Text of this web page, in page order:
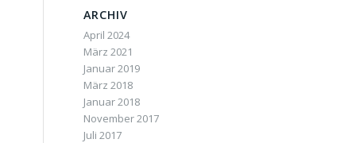
ARCHIV
April 2024
März 2021
Januar 2019
März 2018
Januar 2018
November 2017
Juli 2017